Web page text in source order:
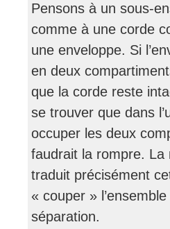
Pensons à un sous-
comme à une corde
une enveloppe. Si
en deux
que la corde reste
se trouver que dans
occuper les deux
faudrait la rompre. La
traduit précisément
« couper »
séparation.